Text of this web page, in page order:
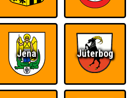
verdient! Entsprechend gibt es
Jena Jüterbog